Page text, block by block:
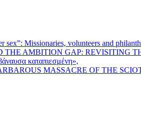
sex”: Missionaries, volunteers and
AMBITION GAP: REVISITING
καταπιεσμένη»,
MASSACRE OF THE